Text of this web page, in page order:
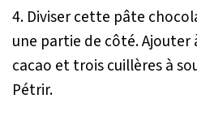
4. Diviser cette pâte
une partie de côté. Ajouter
cacao et trois cuillères à
Pétrir.